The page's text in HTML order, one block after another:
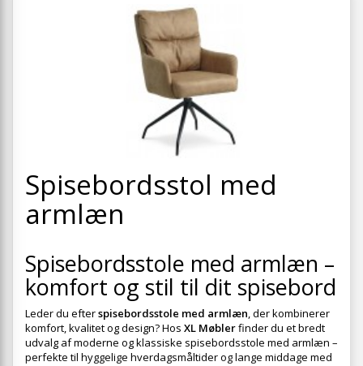
LAMPER
ENTREMØBLER
OUTLET
Spisebordsstol med
armlæn
Spisebordsstole med armlæn –
komfort og stil til dit spisebord
Leder du efterspisebordsstole med armlæn, der kombinerer
komfort, kvalitet og design? Hos XL Møblerfinder du et bredt
udvalg af moderne og klassiske spisebordsstole med armlæn –
perfekte til hyggelige hverdagsmåltider og lange middage med